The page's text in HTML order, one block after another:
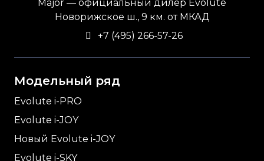
Major — официальный дилер Evolute
Новорижское ш., 9 км. от МКАД
+7 (495) 266-57-26
Модельный ряд
Evolute i- PRO
Evolute i-JOY
Новый Evolute i-JOY
Evolute i-SKY